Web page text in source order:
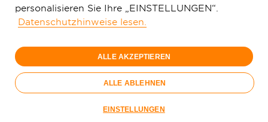
Spatenstich in Limburg (v. l. n. r.): C. Schneider
personalisieren Sie Ihre „EINSTELLUNGEN“.
Datenschutzhinweise lesen.
ALLE AKZEPTIEREN
ALLE ABLEHNEN
EINSTELLUNGEN